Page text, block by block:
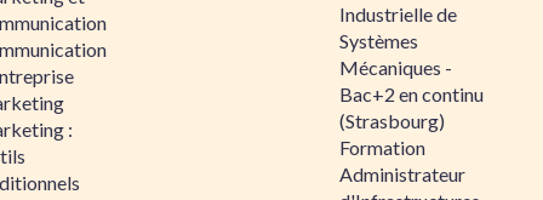
:
Industrielle de
Systèmes
Mécaniques -
Bac+2 en continu
(Strasbourg)
Formation
Administrateur